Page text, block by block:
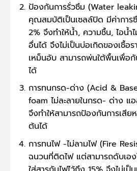
ป้องกันการรั่วซึม (Water
คุณสมบัติเป็นเซลล์ปิด มีค่าการ
2% จึงทำให้น้ำ, ความชื้น, ไอน้ำ
อื่นได้ จึงไม่เป็นบ่อเกิดของเชื้อ
เหม็นอับ สามารถพ่นใต้พื้นเพื่อ
ได้
การทนกรด-ด่าง (Acid &
foam ไม่ละลายในกรด- ด่าง แ
จึงทำให้สามารถป้องกันการเสีย
ต้นได้
การทนไฟ -ไม่ลามไฟ (Fire
ฉนวนที่ติดไฟ แต่สามารถดับเอง